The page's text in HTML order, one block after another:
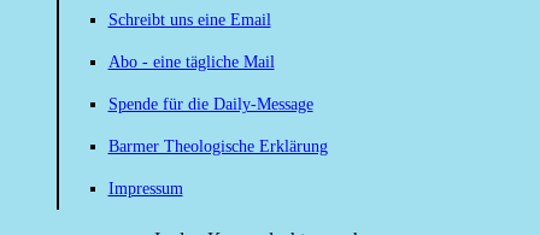
Schreibt uns eine Email
Abo - eine tägliche Mail
Spende für die Daily-Message
Barmer Theologische Erklärung
Impressum